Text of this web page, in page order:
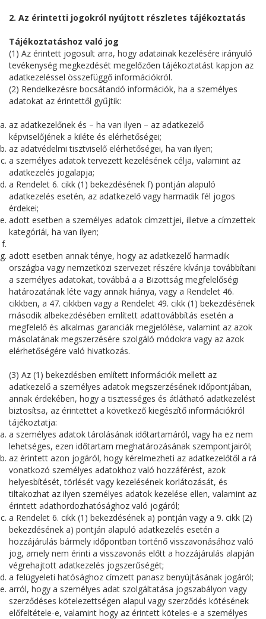
2. Az érintetti jogokról nyújtott részletes tájékoztatás
Tájékoztatáshoz való jog
(1) Az érintett jogosult arra, hogy adatainak kezelésére irányuló
tevékenység megkezdését megelőzően tájékoztatást kapjon az
adatkezeléssel összefüggő információkról.
(2) Rendelkezésre bocsátandó információk, ha a személyes
adatokat az érintettől gyűjtik:
az adatkezelőnek és – ha van ilyen – az adatkezelő
képviselőjének a kiléte és elérhetőségei;
az adatvédelmi tisztviselő elérhetőségei, ha van ilyen;
a személyes adatok tervezett kezelésének célja, valamint az
adatkezelés jogalapja;
a Rendelet 6. cikk (1) bekezdésének f) pontján alapuló
adatkezelés esetén, az adatkezelő vagy harmadik fél jogos
érdekei;
adott esetben a személyes adatok címzettjei, illetve a címzettek
kategóriái, ha van ilyen;
adott esetben annak ténye, hogy az adatkezelő harmadik
országba vagy nemzetközi szervezet részére kívánja továbbítani
a személyes adatokat, továbbá a a Bizottság megfelelőségi
határozatának léte vagy annak hiánya, vagy a Rendelet 46.
cikkben, a 47. cikkben vagy a Rendelet 49. cikk (1) bekezdésének
második albekezdésében említett adattovábbítás esetén a
megfelelő és alkalmas garanciák megjelölése, valamint az azok
másolatának megszerzésére szolgáló módokra vagy az azok
elérhetőségére való hivatkozás.
(3) Az (1) bekezdésben említett információk mellett az
adatkezelő a személyes adatok megszerzésének időpontjában,
annak érdekében, hogy a tisztességes és átlátható adatkezelést
biztosítsa, az érintettet a következő kiegészítő információkról
tájékoztatja:
a személyes adatok tárolásának időtartamáról, vagy ha ez nem
lehetséges, ezen időtartam meghatározásának szempontjairól;
az érintett azon jogáról, hogy kérelmezheti az adatkezelőtől a rá
vonatkozó személyes adatokhoz való hozzáférést, azok
helyesbítését, törlését vagy kezelésének korlátozását, és
tiltakozhat az ilyen személyes adatok kezelése ellen, valamint az
érintett adathordozhatósághoz való jogáról;
a Rendelet 6. cikk (1) bekezdésének a) pontján vagy a 9. cikk (2)
bekezdésének a) pontján alapuló adatkezelés esetén a
hozzájárulás bármely időpontban történő visszavonásához való
jog, amely nem érinti a visszavonás előtt a hozzájárulás alapján
végrehajtott adatkezelés jogszerűségét;
a felügyeleti hatósághoz címzett panasz benyújtásának jogáról;
arról, hogy a személyes adat szolgáltatása jogszabályon vagy
szerződéses kötelezettségen alapul vagy szerződés kötésének
előfeltétele-e, valamint hogy az érintett köteles-e a személyes